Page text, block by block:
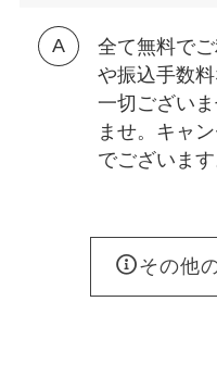
全て無料で
や振込手数
一切ござい
ませ。キャ
でございます
その他